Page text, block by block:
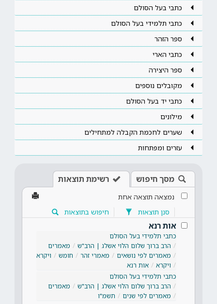
כתבי בעל הסולם
כתבי תלמידי בעל הסולם
ספר הזהר
כתבי הארי
ספר היצירה
מקובלים נוספים
כתבי יד בעל הסולם
מילונים
שערים לחכמת הקבלה למתחילים
עזרים ומפתחות
מסך חיפוש רשימת תוצאות
נמצאה תוצאה אחת
סנן תוצאות
חיפוש בתוצאות
אות רנא
כתבי תלמידי בעל הסולם
הרב ברוך שלום הלוי אשלג | הרב"ש
מאמרים
מאמרים לפי נושאים
מאמרי זהר חומש
ויקרא
ויקרא
אות רנא
כתבי תלמידי בעל הסולם
הרב ברוך שלום הלוי אשלג | הרב"ש
מאמרים
מאמרים לפי שנים
תשמ"ו